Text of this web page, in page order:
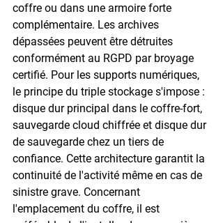
coffre ou dans une armoire forte
complémentaire. Les archives
dépassées peuvent être détruites
conformément au RGPD par broyage
certifié. Pour les supports numériques,
le principe du triple stockage s'impose :
disque dur principal dans le coffre-fort,
sauvegarde cloud chiffrée et disque dur
de sauvegarde chez un tiers de
confiance. Cette architecture garantit la
continuité de l'activité même en cas de
sinistre grave. Concernant
l'emplacement du coffre, il est